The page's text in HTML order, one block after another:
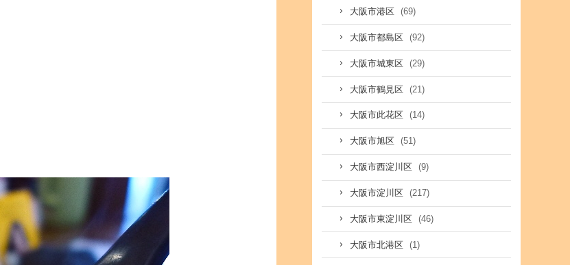
大阪市港区 (69)
大阪市都島区 (92)
大阪市城東区 (29)
大阪市鶴見区 (21)
大阪市此花区 (14)
大阪市旭区 (51)
大阪市西淀川区 (9)
大阪市淀川区 (217)
大阪市東淀川区 (46)
大阪市北港区 (1)